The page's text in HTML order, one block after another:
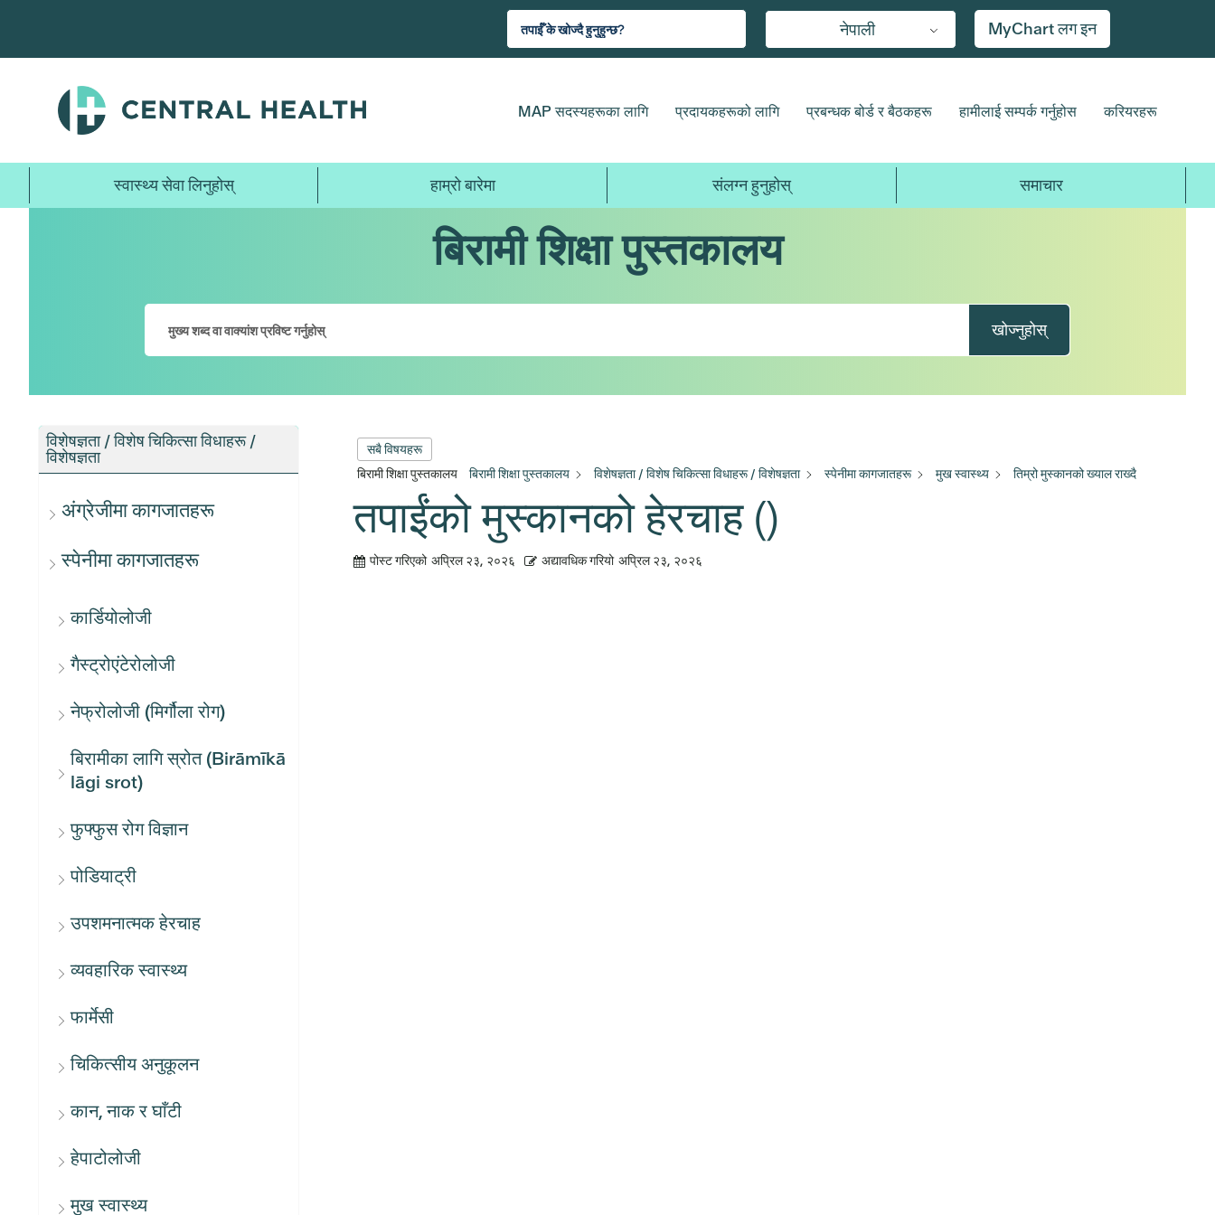
जानुहोस्
नेपाली MyChart लग इन
MAP सदस्यहरूका लागि प्रदायकहरूको लागि प्रबन्धक बोर्ड र बैठकहरू हामीलाई सम्पर्क गर्नुहोस करियरहरू
स्वास्थ्य सेवा लिनुहोस् हाम्रो बारेमा संलग्न हुनुहोस् समाचार
बिरामी शिक्षा पुस्तकालय
खोज्नुहोस्
विशेषज्ञता / विशेष चिकित्सा विधाहरू /
विशेषज्ञता
अंग्रेजीमा कागजातहरू
स्पेनीमा कागजातहरू
कार्डियोलोजी
गैस्ट्रोएंटेरोलोजी
नेफ्रोलोजी (मिर्गौला रोग)
बिरामीका लागि स्रोत (Birāmīkā
lāgi srot)
फुफ्फुस रोग विज्ञान
पोडियाट्री
उपशमनात्मक हेरचाह
व्यवहारिक स्वास्थ्य
फार्मेसी
चिकित्सीय अनुकूलन
कान, नाक र घाँटी
हेपाटोलोजी
मुख स्वास्थ्य
सबै विषयहरू
बिरामी शिक्षा पुस्तकालय
बिरामी शिक्षा पुस्तकालय विशेषज्ञता / विशेष चिकित्सा विधाहरू / विशेषज्ञता स्पेनीमा कागजातहरू मुख स्वास्थ्य तिम्रो मुस्कानको ख्याल राख्दै
तपाईंको मुस्कानको हेरचाह ()
पोस्ट गरिएको अप्रिल २३, २०२६ अद्यावधिक गरियो अप्रिल २३, २०२६